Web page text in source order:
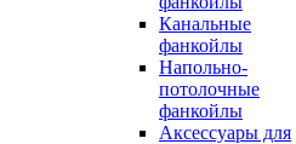
Канальные
фанкойлы
Напольно-
потолочные
фанкойлы
Аксессуары для